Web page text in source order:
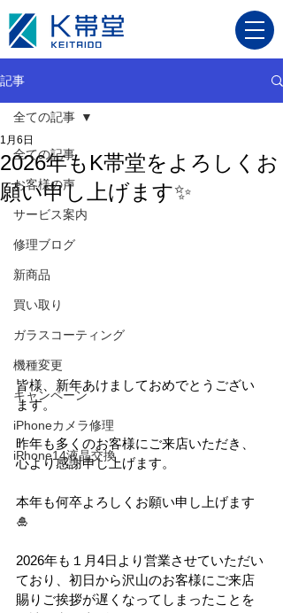
記事
全ての記事
お客様の声
サービス案内
修理ブログ
新商品
買い取り
ガラスコーティング
機種変更
キャンペーン
iPhoneカメラ修理
iPhone14液晶交換
全ての記事
2026年もK帯堂をよろしくお
願い申し上げます✨
1月6日
皆様、新年あけましておめでとうござい
ます。
昨年も多くのお客様にご来店いただき、
心より感謝申し上げます。
本年も何卒よろしくお願い申し上げます
🎍
2026年も１月4日より営業させていただい
ており、初日から沢山のお客様にご来店
賜りご挨拶が遅くなってしまったことを